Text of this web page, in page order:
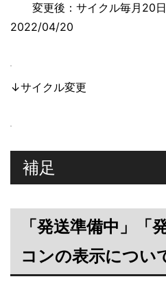
変更後：サイクル毎月20
2022/04/20
↓サイクル変更
補足
「発送準備中」「
コンの表示につい